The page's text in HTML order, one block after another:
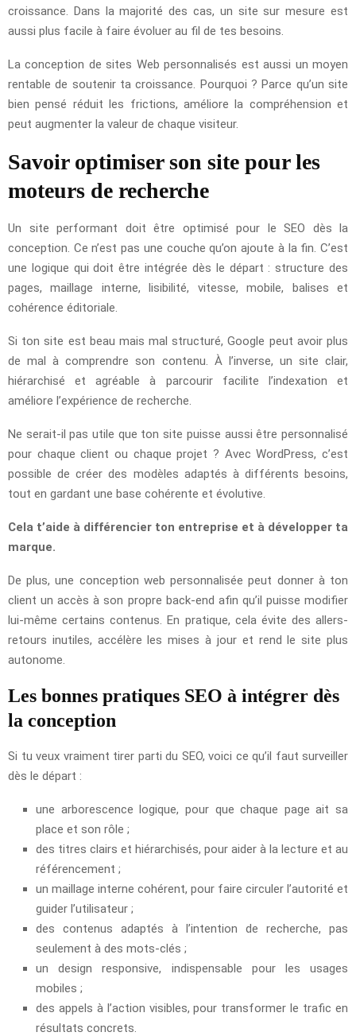
croissance. Dans la majorité des cas, un site sur mesure est
aussi plus facile à faire évoluer au fil de tes besoins.
La conception de sites Web personnalisés est aussi un moyen
rentable de soutenir ta croissance. Pourquoi ? Parce qu’un site
bien pensé réduit les frictions, améliore la compréhension et
peut augmenter la valeur de chaque visiteur.
Savoir optimiser son site pour les
moteurs de recherche
Un site performant doit être optimisé pour le SEO dès la
conception. Ce n’est pas une couche qu’on ajoute à la fin. C’est
une logique qui doit être intégrée dès le départ : structure des
pages, maillage interne, lisibilité, vitesse, mobile, balises et
cohérence éditoriale.
Si ton site est beau mais mal structuré, Google peut avoir plus
de mal à comprendre son contenu. À l’inverse, un site clair,
hiérarchisé et agréable à parcourir facilite l’indexation et
améliore l’expérience de recherche.
Ne serait-il pas utile que ton site puisse aussi être personnalisé
pour chaque client ou chaque projet ? Avec WordPress, c’est
possible de créer des modèles adaptés à différents besoins,
tout en gardant une base cohérente et évolutive.
Cela t’aide à différencier ton entreprise et à développer ta
marque.
De plus, une conception web personnalisée peut donner à ton
client un accès à son propre back-end afin qu’il puisse modifier
lui-même certains contenus. En pratique, cela évite des allers-
retours inutiles, accélère les mises à jour et rend le site plus
autonome.
Les bonnes pratiques SEO à intégrer dès
la conception
Si tu veux vraiment tirer parti du SEO, voici ce qu’il faut surveiller
dès le départ :
une arborescence logique, pour que chaque page ait sa
place et son rôle ;
des titres clairs et hiérarchisés, pour aider à la lecture et au
référencement ;
un maillage interne cohérent, pour faire circuler l’autorité et
guider l’utilisateur ;
des contenus adaptés à l’intention de recherche, pas
seulement à des mots-clés ;
un design responsive, indispensable pour les usages
mobiles ;
des appels à l’action visibles, pour transformer le trafic en
résultats concrets.